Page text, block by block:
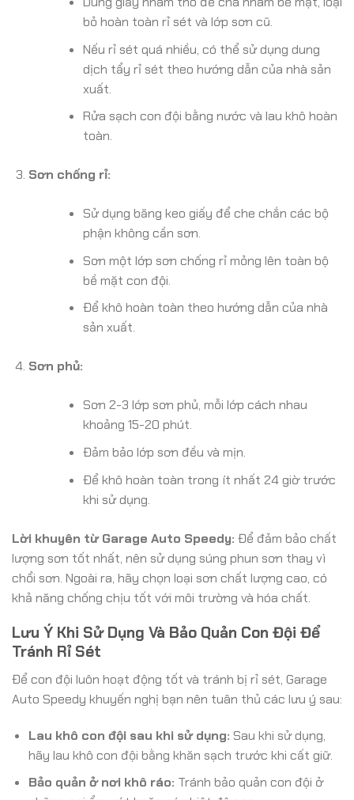
bỏ hoàn toàn rỉ sét và lớp sơn cũ.
Nếu rỉ sét quá nhiều, có thể sử dụng dung
dịch tẩy rỉ sét theo hướng dẫn của nhà sản
xuất.
Rửa sạch con đội bằng nước và lau khô hoàn
toàn.
Sơn chống rỉ:
Sử dụng băng keo giấy để che chắn các bộ
phận không cần sơn.
Sơn một lớp sơn chống rỉ mỏng lên toàn bộ
bề mặt con đội.
Để khô hoàn toàn theo hướng dẫn của nhà
sản xuất.
Sơn phủ:
Sơn 2-3 lớp sơn phủ, mỗi lớp cách nhau
khoảng 15-20 phút.
Đảm bảo lớp sơn đều và mịn.
Để khô hoàn toàn trong ít nhất 24 giờ trước
khi sử dụng.
Lời khuyên từ Garage Auto Speedy: Để đảm bảo chất
lượng sơn tốt nhất, nên sử dụng súng phun sơn thay vì
chổi sơn. Ngoài ra, hãy chọn loại sơn chất lượng cao, có
khả năng chống chịu tốt với môi trường và hóa chất.
Lưu Ý Khi Sử Dụng Và Bảo Quản Con Đội Để
Tránh Rỉ Sét
Để con đội luôn hoạt động tốt và tránh bị rỉ sét, Garage
Auto Speedy khuyến nghị bạn nên tuân thủ các lưu ý sau:
Lau khô con đội sau khi sử dụng: Sau khi sử dụng,
hãy lau khô con đội bằng khăn sạch trước khi cất giữ.
Bảo quản ở nơi khô ráo: Tránh bảo quản con đội ở